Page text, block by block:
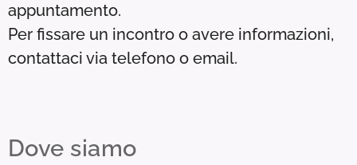
appuntamento.
Per fissare un incontro o avere informazioni,
contattaci via telefono o email.
Dove siamo